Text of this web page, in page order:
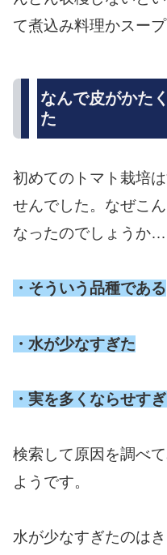
て煮込み料理かスー
なんで皮がかた
た
初めてのトマト栽培
せんでした。なぜこ
なったのでしょうか…
・そういう品種である
・水が少なすぎた
・実を多くならせす
検索して原因を調べ
ようです。
水が少なすぎたのは